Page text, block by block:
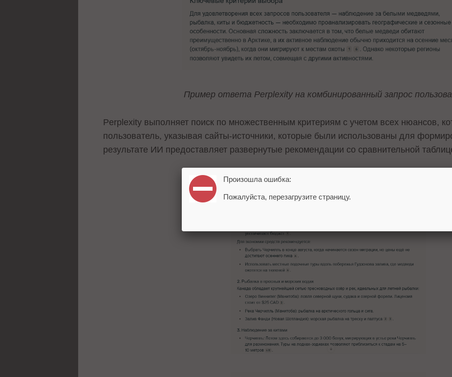
Пример ответа Perplexity на комбинированный запрос
Perplexity выполняет поиск по множественным критериям с учетом всех нюансов,
пользователь, указывая сайты-источники, которые были использованы для
результате ИИ предоставляет развернутые рекомендации со сравнительной
Произошла ошибка:
Пожалуйста, перезагрузите страницу.